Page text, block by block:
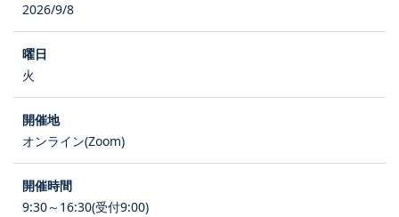
2026/9/8
火
オンライン(Zoom)
9:30～16:30(受付9:00)